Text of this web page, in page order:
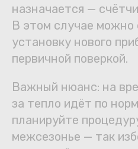
назначается —
В этом случае можно
установку нового
первичной поверкой.
Важный нюанс: на
за тепло идёт по
планируйте
межсезонье — так